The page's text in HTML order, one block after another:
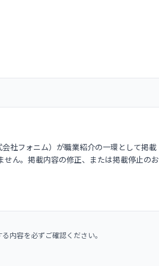
社フォニム）が職業紹介の一環として掲載
ん。掲載内容の修正、または掲載停止のお
内容を必ずご確認ください。